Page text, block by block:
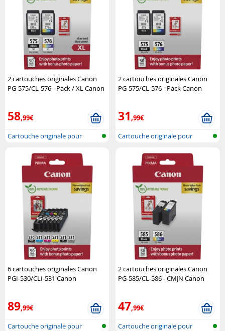
2 cartouches originales Canon
PG-575/CL-576 - Pack / XL Canon
58,99€
Cartouche originale pour
2 cartouches originales Canon
PG-575/CL-576 - Pack Canon
31,99€
Cartouche originale pour
6 cartouches originales Canon
PGI-530/CLI-531 Canon
89,99€
Cartouche originale pour
2 cartouches originales Canon
PG-585/CL-586 - CMJN Canon
47,99€
Cartouche originale pour